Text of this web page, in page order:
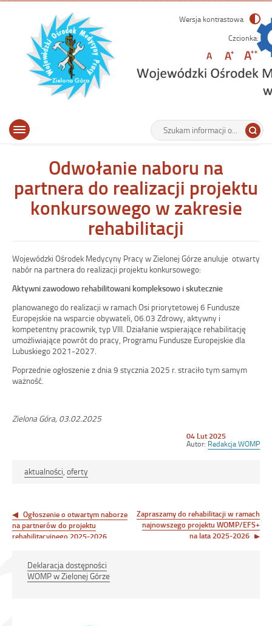
Podstawowe informacje i aktualności z działalności WOMP w Zielonej Górze.
Medycyna pracy, Rehabilitacja medyczna, Psychologia transportu, Promocja
Wersja kontrastowa
Czcionka:
Wyszukiwarka
Tutaj
wpisz
Otwórz
Odwołanie naboru na
partnera do realizacji projektu
konkursowego w zakresie
rehabilitacji
Wojewódzki Ośrodek Medycyny Pracy w Zielonej Górze anuluje otwarty
nabór na partnera do realizacji projektu konkursowego:
Aktywni zawodowo rehabilitowani kompleksowo i skutecznie
planowanego do realizacji w ramach Osi priorytetowej 6 Fundusze
Europejskie na wsparcie obywateli, 06.03 Zdrowy, aktywny i
kompetentny pracownik, typ VIII. Działanie wspierające rehabilitację
umożliwiające powrót do pracy, Programu Fundusze Europejskie dla
Lubuskiego 2021-2027.
Poprzednie ogłoszenie z dnia 9 stycznia 2025 r. straciło tym samym
ważność.
Zielona Góra, 03.02.2025
Opublikowano
w
04 Lut 2025
Autor: Redakcja WOMP
aktualności, oferty
Nawigacja
wpisu
Ogłoszenie o otwartym naborze
na partnerów do projektu
rehabilitacyjnego 2025-2026
Zapraszamy do rehabilitacji w ramach
najnowszego projektu WOMP/EFS+
na lata 2025-2026
Deklaracja dostępności
WOMP w Zielonej Górze